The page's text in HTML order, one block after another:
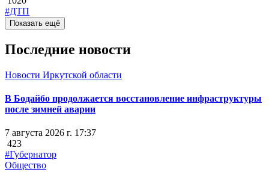
#ДТП
Показать ещё
Последние новости
Новости Иркутской области
В Бодайбо продолжается восстановление инфраструктуры
после зимней аварии
7 августа 2026 г. 17:37
423
#Губернатор
Общество